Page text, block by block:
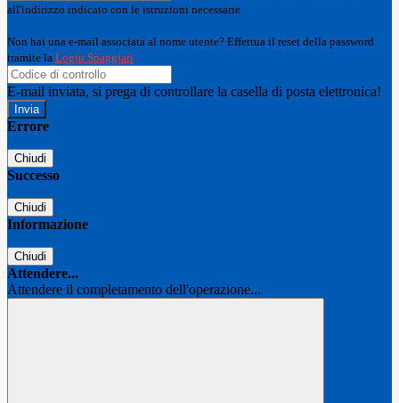
all'indirizzo indicato con le istruzioni necessarie.
Non hai una e-mail associata al nome utente? Effettua il reset della password
tramite la Login Spaggiari
E-mail inviata, si prega di controllare la casella di posta elettronica!
Errore
Chiudi
Successo
Chiudi
Informazione
Chiudi
Attendere...
Attendere il completamento dell'operazione...